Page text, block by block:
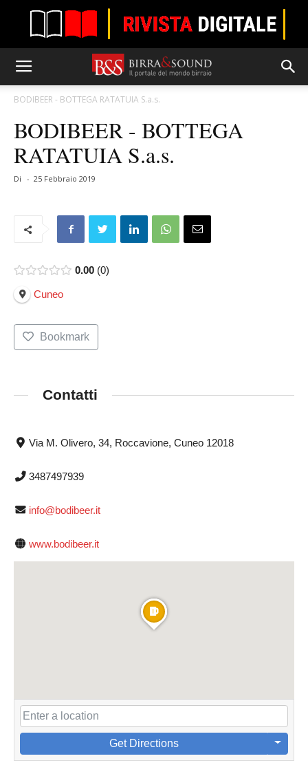
BODIBEER - BOTTEGA RATATUIA S.a.s.
BODIBEER - BOTTEGA
RATATUIA S.a.s.
Di - 25 Febbraio 2019
0.00 0
Cuneo
Bookmark
Contatti
Via M. Olivero, 34, Roccavione, Cuneo 12018
3487497939
info@bodibeer.it
www.bodibeer.it
Get Directions